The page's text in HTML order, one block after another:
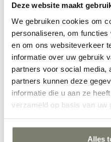
Deze website maakt
We gebruiken cookies om
personaliseren, om
en om ons websiteverkeer
informatie over uw gebruik
partners voor social media,
partners kunnen deze
informatie die u aan ze
verzameld op basis van uw
Alles
Hal inrichten
Verken alle Ruimtes